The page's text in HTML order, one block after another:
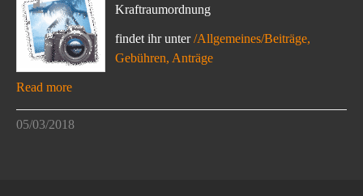
Kraftraumordnung
findet ihr unter/Allgemeines/Beiträge,
Gebühren, Anträge
Read more
05/03/2018